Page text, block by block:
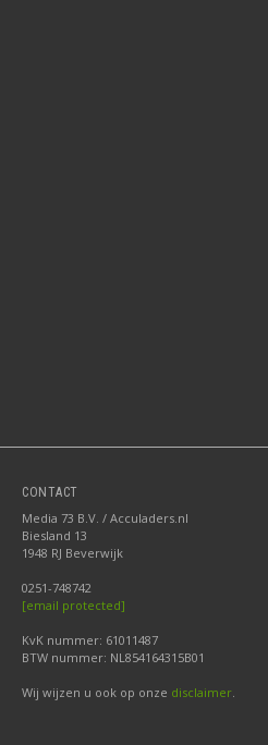
CONTACT
Media 73 B.V. / Acculaders.nl
Biesland 13
1948 RJ Beverwijk
0251-748742
[email protected]
KvK nummer: 61011487
BTW nummer: NL854164315B01
Wij wijzen u ook op onze disclaimer.